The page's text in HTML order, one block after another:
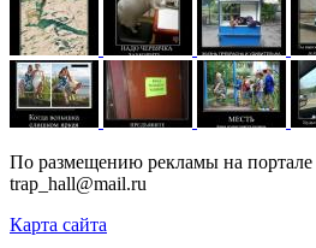
По размещению рекламы на портале
trap_hall@mail.ru
Карта сайта